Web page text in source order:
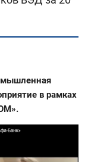
в рамках